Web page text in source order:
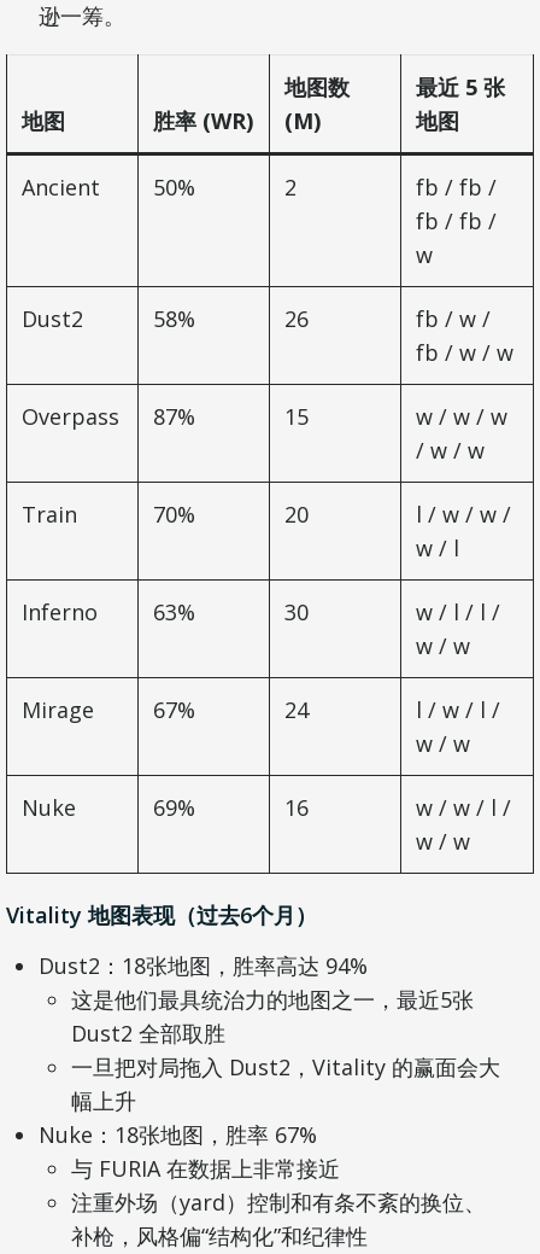
逊一筹。
地图 胜率 (WR)
地图数
(M)
最近 5 张
地图
Ancient 50% 2
fb / fb /
fb / fb /
w
Dust2 58% 26
fb / w /
fb / w / w
Overpass 87% 15
w / w / w
/ w / w
Train 70% 20
l / w / w /
w / l
Inferno 63% 30
w / l / l /
w / w
Mirage 67% 24
l / w / l /
w / w
Nuke 69% 16
w / w / l /
w / w
Vitality 地图表现（过去6个月）
Dust2：18张地图，胜率高达 94%
这是他们最具统治力的地图之一，最近5张
Dust2 全部取胜
一旦把对局拖入 Dust2，Vitality 的赢面会大
幅上升
Nuke：18张地图，胜率 67%
与 FURIA 在数据上非常接近
注重外场（yard）控制和有条不紊的换位、
补枪，风格偏“结构化”和纪律性